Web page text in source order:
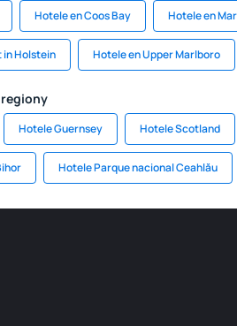
Hotele en Coos Bay Hotele en
in Holstein Hotele en Upper Marlboro
regiony
Hotele Guernsey Hotele Scotland
Hotele Parque nacional Ceahlău